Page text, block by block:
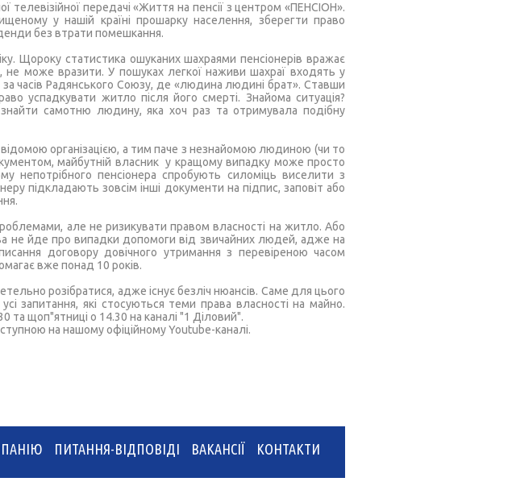
передачі «Життя на пенсії з центром «ПЕНСІОН».
у нашій країні прошарку населення, зберегти право
без втрати помешкання.
Щороку статистика ошуканих шахраями пенсіонерів вражає
не може вразити. У пошуках легкої наживи шахраї входять у
за часів Радянського Союзу, де «людина людині брат». Ставши
успадкувати житло після його смерті. Знайома ситуація?
самотню людину, яка хоч раз та отримувала подібну
організацією, а тим паче з незнайомою людиною (чи то
майбутній власник у кращому випадку може просто
непотрібного пенсіонера спробують силоміць виселити з
підкладають зовсім інші документи на підпис, заповіт або
але не ризикувати правом власності на житло. Або
не йде про випадки допомоги від звичайних людей, адже на
договору довічного утримання з перевіреною часом
вже понад 10 років.
розібратися, адже існує безліч нюансів. Саме для цього
запитання, які стосуються теми права власності на майно.
та щоп"ятниці о 14.30 на каналі "1 Діловий".
на нашому офіційному Youtube-каналі.
ПИТАННЯ-ВІДПОВІДІ ВАКАНСІЇ КОНТАКТИ